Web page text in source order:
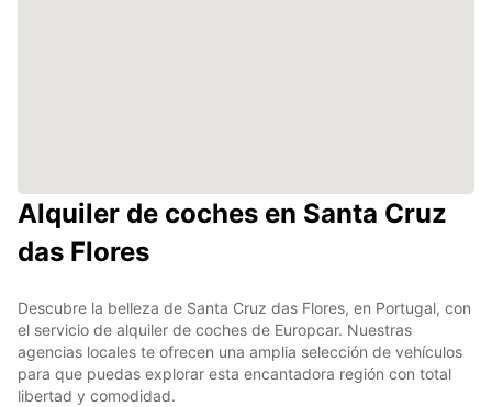
Alquiler de coches en Santa Cruz
das Flores
Descubre la belleza de Santa Cruz das Flores, en Portugal, con
el servicio de alquiler de coches de Europcar. Nuestras
agencias locales te ofrecen una amplia selección de vehículos
para que puedas explorar esta encantadora región con total
libertad y comodidad.